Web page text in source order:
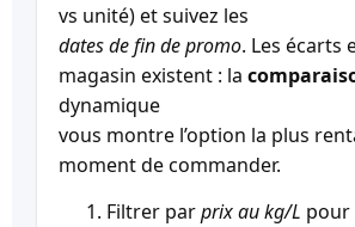
vs unité) et suivez les
dates de fin de promo. Les écarts
magasin existent : la
dynamique
vous montre l’option la plus
moment de commander.
Filtrer parprix au kg/L